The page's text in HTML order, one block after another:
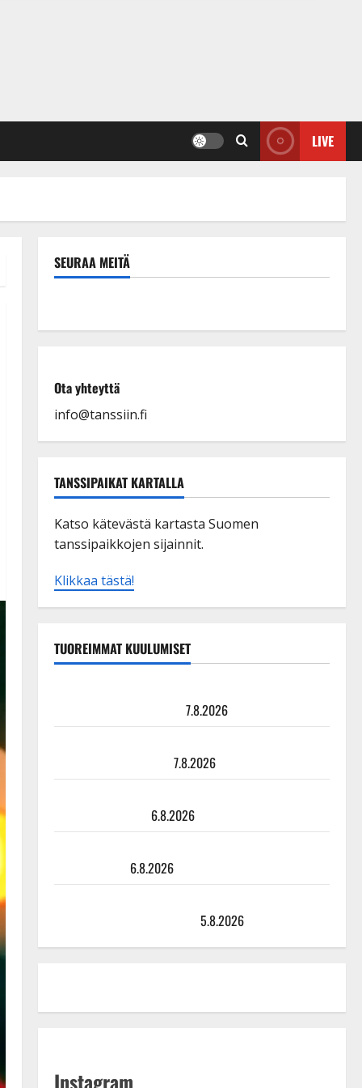
LIVE
SEURAA MEITÄ
Ota yhteyttä
info@tanssiin.fi
TANSSIPAIKAT KARTALLA
Katso kätevästä kartasta Suomen
tanssipaikkojen sijainnit.
Klikkaa tästä!
TUOREIMMAT KUULUMISET
7.8.2026
7.8.2026
6.8.2026
6.8.2026
5.8.2026
Instagram